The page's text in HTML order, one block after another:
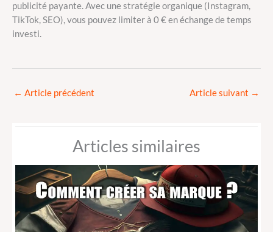
publicité payante. Avec une stratégie organique (Instagram,
TikTok, SEO), vous pouvez limiter à 0 € en échange de temps
investi.
← Article précédent Article suivant →
Articles similaires